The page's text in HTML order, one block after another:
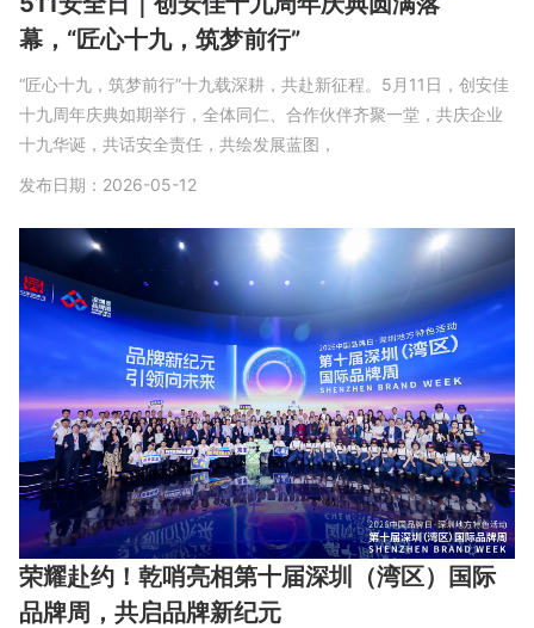
幕，“匠心十九，筑梦前行”
“匠心十九，筑梦前行”十九载深耕，共赴新征程。5月11日，创安佳
十九周年庆典如期举行，全体同仁、合作伙伴齐聚一堂，共庆企业
十九华诞，共话安全责任，共绘发展蓝图，
发布日期：2026-05-12
荣耀赴约！乾哨亮相第十届深圳（湾区）国际
品牌周，共启品牌新纪元